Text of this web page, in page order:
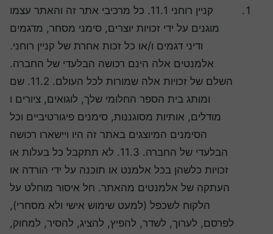
קניין רוחני 11.1. כל מרכיבי אתר זה והאתר עצמו
מוגנים על ידי זכויות יוצרים, סימני מסחר, מדגמים
ודיני דגמים ו/או כל זכות אחרת של קניין רוחני.
אלמנטים אלה הינם רכושה הבלעדי של החברה.
השלם של זכויות אלה שמורות לכל העולם. 11.2. שם
ומותג בית הספר החלומי שלך, לוגואים, ציורים ו
מודלים, אותיות מסוגננות, סימנים פיגורטיביים וכל
הסימנים המיוצגים באתר זה היו ויישארו רכושה
הבלעדי של החברה. 11.3. לא תתקבל כל בעלות או
זכויות כלשהן בכל אלמנט או תוכנה על ידי הורדה או
העתקה של אלמנטים מהאתר. חל איסור מוחלט על
הלקוח לשכפל (למעט שימוש אישי ולא מסחרי),
לפרסם, לערוך, לשדר, להפיץ, להציג, להסיר, למחוק,